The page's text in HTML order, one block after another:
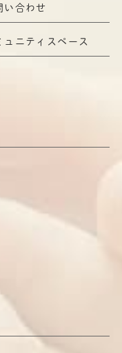
い合わせ
ュニティスペース